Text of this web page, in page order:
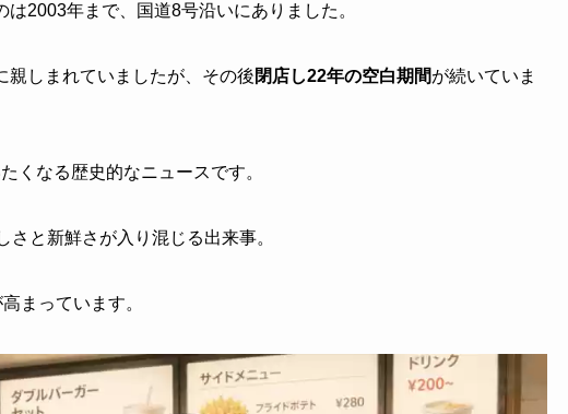
2003年まで、国道8号沿いにありました。
親しまれていましたが、その後閉店し22年の空白期間が続いていま
くなる歴史的なニュースです。
と新鮮さが入り混じる出来事。
まっています。